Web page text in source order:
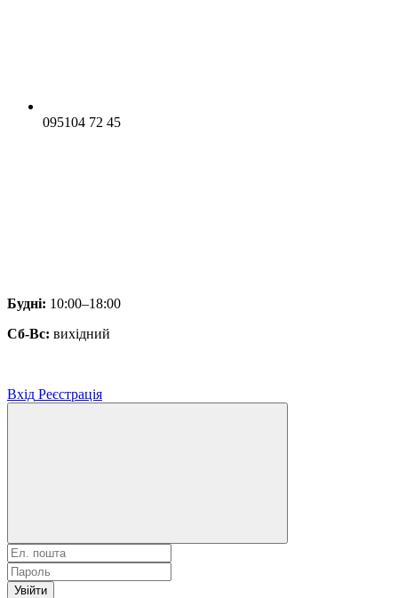
095104 72 45
Будні: 10:00–18:00
Сб-Вс: вихідний
Вхід Реєстрація
Увійти